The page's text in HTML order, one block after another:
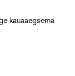
kauaaegsema